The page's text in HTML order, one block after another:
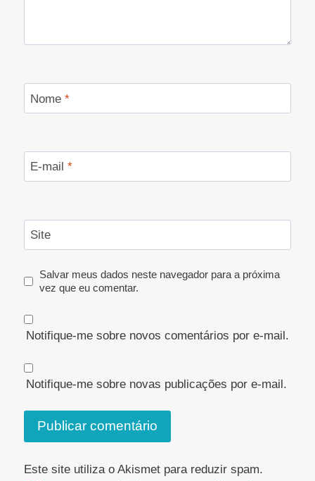
Nome *
E-mail *
Site
Salvar meus dados neste navegador para a próxima
vez que eu comentar.
Notifique-me sobre novos comentários por e-mail.
Notifique-me sobre novas publicações por e-mail.
Este site utiliza o Akismet para reduzir spam.